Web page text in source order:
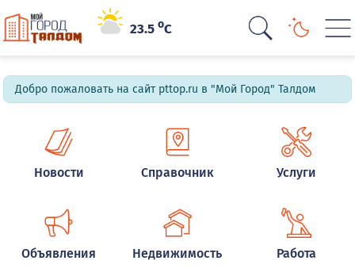
23.5oC
Добро пожаловать на сайт pttop.ru в "Мой Город" Талдом
Новости Справочник Услуги
Объявления Недвижимость Работа